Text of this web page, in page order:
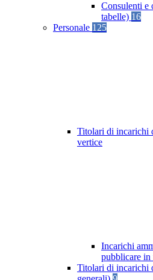
Consulenti e
tabelle) 16
Personale 125
Titolari di incarichi
vertice
Incarichi
pubblicare in
Titolari di incarichi